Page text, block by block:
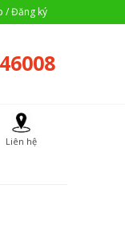
/ Đăng ký
Liên hệ